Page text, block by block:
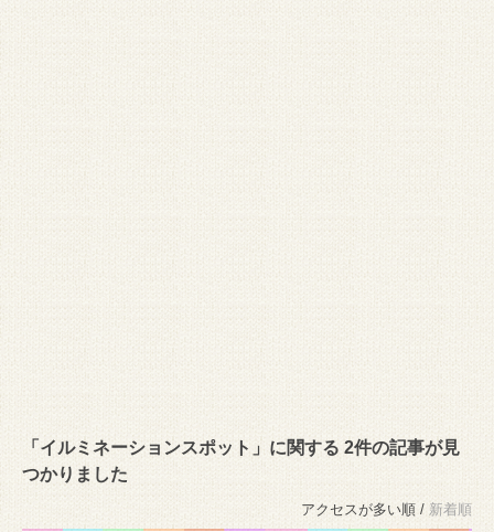
「イルミネーションスポット」に関する 2件の記事が見
つかりました
アクセスが多い順 / 新着順